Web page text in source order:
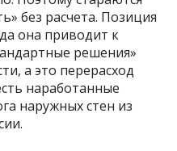
без расчета. Позиция
она приводит к
решения»
а это перерасход
наработанные
наружных стен из